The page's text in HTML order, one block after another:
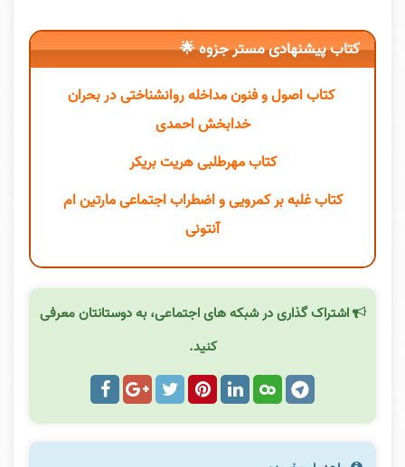
کتاب پیشنهادی مستر جزوه 🌟
کتاب اصول و فنون مداخله روانشناختی در بحران
خدابخش احمدی
کتاب مهرطلبی هریت بریکر
کتاب غلبه بر کمرویی و اضطراب اجتماعی مارتین ام
آنتونی
اشتراک گذاری در شبکه های اجتماعی، به دوستانتان معرفی
کنید.